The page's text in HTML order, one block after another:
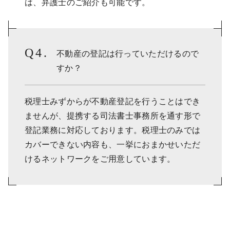
は、弁護士のご紹介も可能です。
不動産の登記は行っていただけるので
すか？
税理士みずからが不動産登記を行うことはでき
ませんが、提携する司法書士事務所を通す形で
登記業務に対応しております。税理士のみでは
カバーできない内容も、一挙におまかせいただ
けるネットワークをご用意しています。